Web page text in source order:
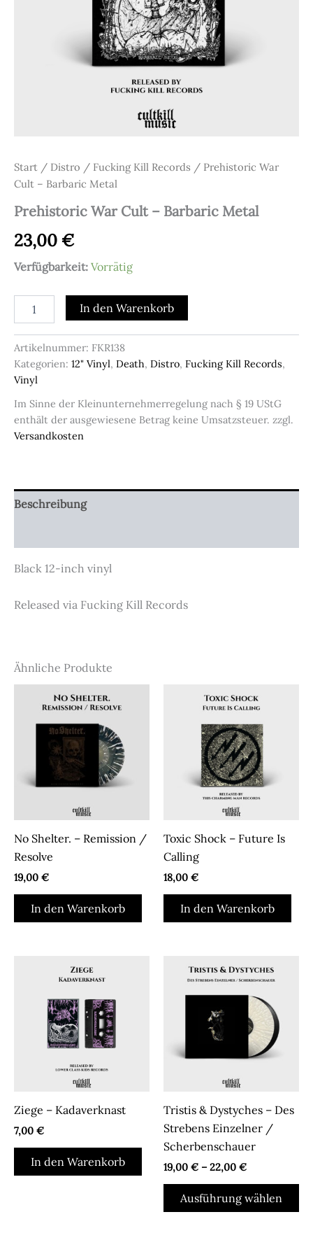
Start / Distro / Fucking Kill Records / Prehistoric War
Cult – Barbaric Metal
Prehistoric War Cult – Barbaric Metal
23,00€
Verfügbarkeit: Vorrätig
-
Barbaric
Metal
Menge
In den Warenkorb
Artikelnummer: FKR138
Kategorien: 12" Vinyl, Death, Distro, Fucking Kill Records,
Vinyl
Im Sinne der Kleinunternehmerregelung nach § 19 UStG
enthält der ausgewiesene Betrag keine Umsatzsteuer. zzgl.
Versandkosten
Beschreibung
Black 12-inch vinyl
Released via Fucking Kill Records
Ähnliche Produkte
No Shelter. – Remission /
Resolve
19,00 €
In den Warenkorb
Toxic Shock – Future Is
Calling
18,00 €
In den Warenkorb
Ziege – Kadaverknast
7,00 €
In den Warenkorb
Tristis & Dystyches – Des
Strebens Einzelner /
Scherbenschauer
19,00 € – 22,00 €
Ausführung wählen